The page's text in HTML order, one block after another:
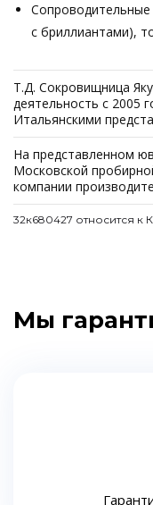
Сопроводительные
с бриллиантами),
Т.Д. Сокровищница
деятельность с 2005
Итальянскими
На представленном
Московской
компании
32к680427 относится
Мы